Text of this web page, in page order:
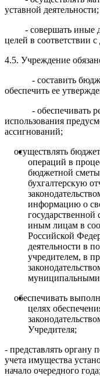
уставной деятельности;
- совершать иные
целей в соответствии
4.5. Учреждение
- составить
обеспечить ее
- обеспечивать
использования
ассигнований;
осуществлять
операций в
бюджетной
бухгалтерскую
информацию о
иным лицам в
Российской
деятельности в
учредителем, в
обеспечивать
целях
Учредителя;
- представлять
учета имущества
начало очередного года;